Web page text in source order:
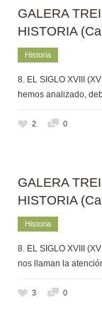
GALERA
HISTORIA
Historia
8. EL SIGLO XVIII
hemos analizado,
2 0
GALERA
HISTORIA
Historia
8. EL SIGLO XVIII
nos llaman la
3 0